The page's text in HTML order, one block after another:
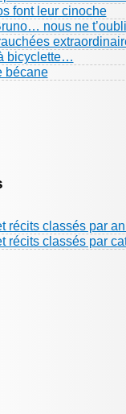
font leur cinoche
nous ne
bicyclette…
bécane
récits classés par
récits classés par